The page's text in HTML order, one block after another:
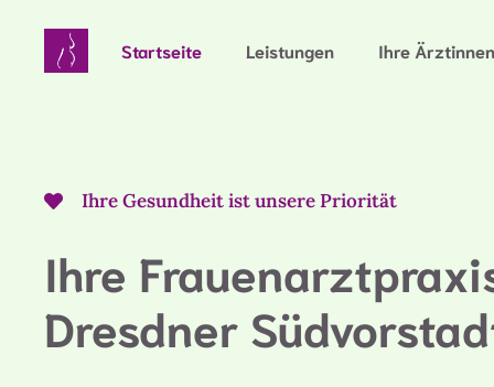
springen
Startseite Leistungen Ihre Ärztinnen
Ihre Gesundheit ist unsere Priorität
Ihre
Dresdner